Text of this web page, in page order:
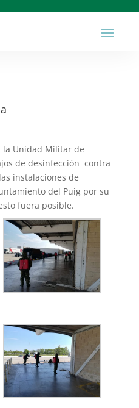
la Unidad Militar de
de desinfección contra
instalaciones de
del Puig por su
fuera posible.